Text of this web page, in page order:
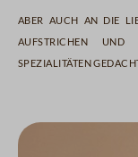
Aber auch an die
Aufstrichen und
Spezialitäten